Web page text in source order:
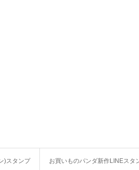
)スタンプ お買いものパンダ新作LINEスタ